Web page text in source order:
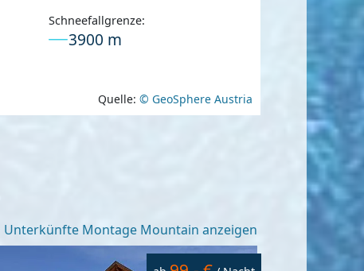
Schneefallgrenze:
3900 m
Quelle: © GeoSphere Austria
Unterkünfte Montage Mountain anzeigen